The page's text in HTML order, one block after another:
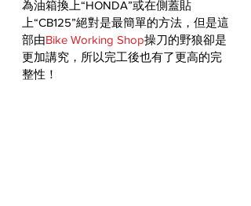
為油箱換上“HONDA”或在側蓋貼
上“CB125”絕對是最簡單的方法，但是這
部由Bike Working Shop操刀的野狼卻是
更加講究，所以完工後也有了更高的完
整性！